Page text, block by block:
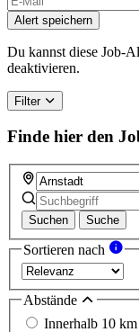
Alert speichern
Du kannst diese Job-
deaktivieren.
Filter
Finde hier den
Suchen Suche
Sortieren nach
Abstände
Innerhalb 10 km